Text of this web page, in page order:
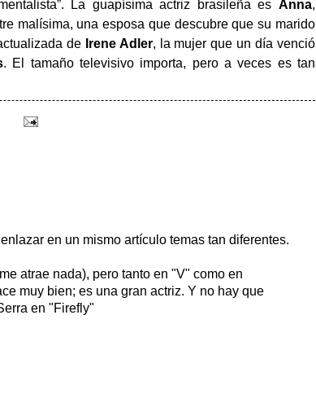
La guapísima actriz brasileña esAnna,
malísima, una esposa que descubre que su marido
de Irene Adler, la mujer que un día venció
. El tamaño televisivo importa, pero a veces es tan
en un mismo artículo temas tan diferentes.
atrae nada), pero tanto en "V" como en
muy bien; es una gran actriz. Y no hay que
en "Firefly"